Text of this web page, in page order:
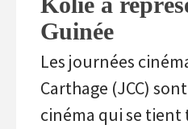
Guinée
Les journées
Carthage (JCC)
cinéma qui se tient